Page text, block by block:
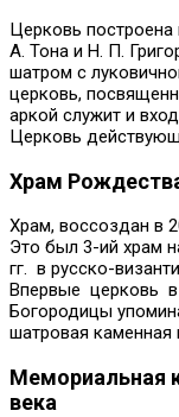
Церковь
А. Тона и Н. П.
шатром с
церковь,
аркой служит и
Церковь
Храм
Храм, воссоздан в
Это был 3-ий храм
гг. в русско-
Впервые церковь в
Богородицы
шатровая каменная
Мемориальная
века